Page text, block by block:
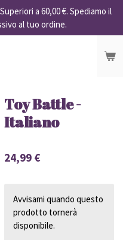
a 60,00 €. Spediamo il
al tuo ordine.
Toy Battle -
Italiano
24,99 €
Avvisami quando questo
prodotto tornerà
disponibile.